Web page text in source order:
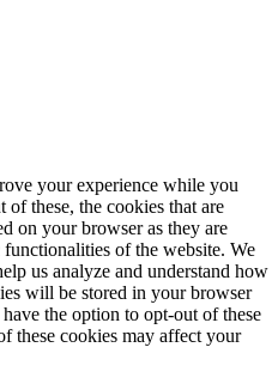
your experience while you
these, the cookies that are
on your browser as they are
of the website. We
us analyze and understand how
will be stored in your browser
the option to opt-out of these
these cookies may affect your